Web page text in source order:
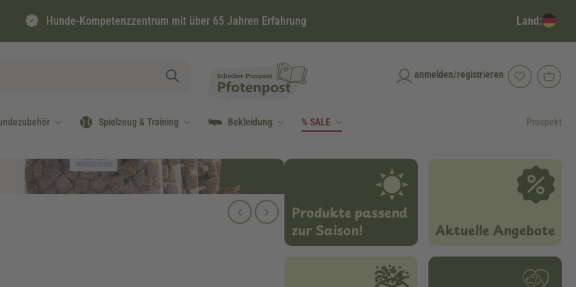
Hunde-Kompetenzzentrum mit über 65 Jahren Erfahrung Land:
anmelden/registrieren
Spielzeug & Training Bekleidung % SALE Prospekt
Produkte passend
zur Saison!
Aktuelle Angebote